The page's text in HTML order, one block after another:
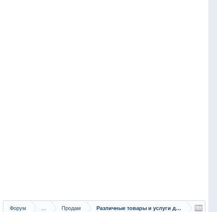
Форум Продам Различные товары и услуги для рыбаков